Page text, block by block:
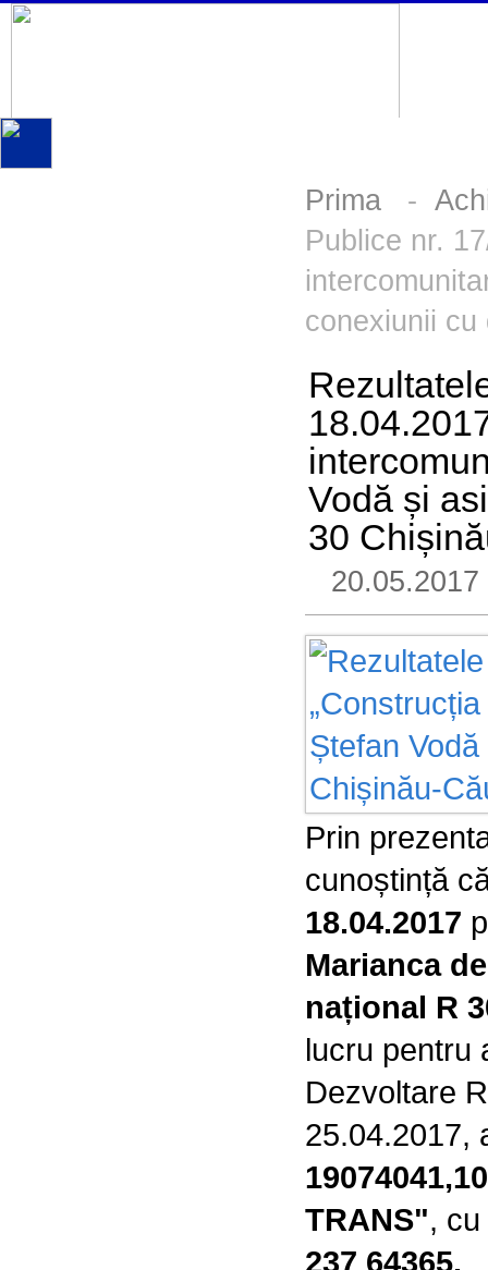
Prima -
Publice nr.
conexiunii cu
Vodă și
30
20.05.2017
Prin
cunoștință
18.04.2017
Marianca
național R
lucru pentru
Dezvoltare
25.04.2017,
TRANS", cu
237 64365.